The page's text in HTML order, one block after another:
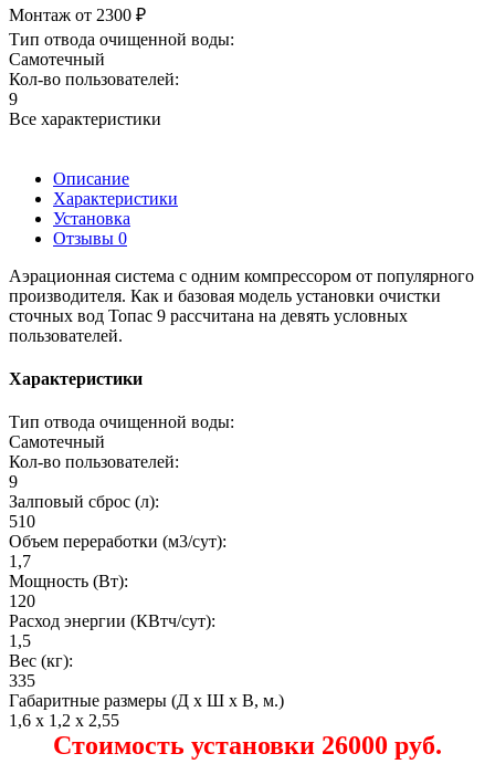
Монтаж от 2300 ₽
Тип отвода очищенной воды:
Самотечный
Кол-во пользователей:
9
Все характеристики
Описание
Характеристики
Установка
Отзывы 0
Аэрационная система с одним компрессором от популярного
производителя. Как и базовая модель установки очистки
сточных вод Топас 9 рассчитана на девять условных
пользователей.
Характеристики
Тип отвода очищенной воды:
Самотечный
Кол-во пользователей:
9
Залповый сброс (л):
510
Объем переработки (м3/сут):
1,7
Мощность (Вт):
120
Расход энергии (КВтч/сут):
1,5
Вес (кг):
335
Габаритные размеры (Д х Ш х В, м.)
1,6 х 1,2 х 2,55
Стоимость установки 26000 руб.